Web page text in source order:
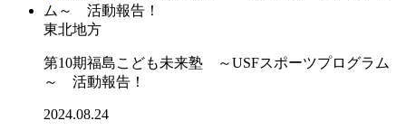
東北地方
第10期福島こども未来塾 ～USFスポーツプログラム
～ 活動報告！
2024.08.24